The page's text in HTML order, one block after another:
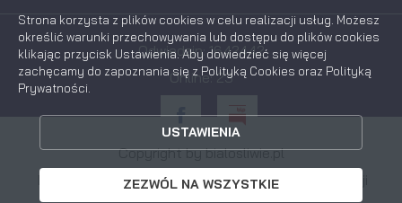
Odwiedzin: 1642442
Online: 23
Copyright by bialosliwie.pl
2ClickPortal®- Portale nowej generacji
Strona korzysta z plików cookies w celu realizacji usług. Możesz
określić warunki przechowywania lub dostępu do plików cookies
klikając przycisk Ustawienia. Aby dowiedzieć się więcej
zachęcamy do zapoznania się z Polityką Cookies oraz Polityką
Prywatności.
USTAWIENIA
ZEZWÓL NA WSZYSTKIE
ZEZWÓL NA WSZYSTKIE